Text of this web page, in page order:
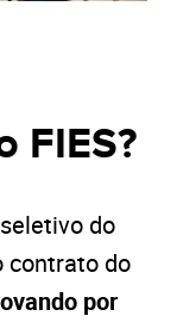
FIES?
do
contrato do
por